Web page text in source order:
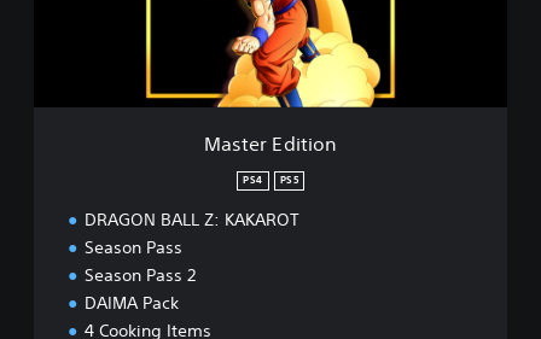
o
Master Edition
PS4 PS5
DRAGON BALL Z: KAKAROT
Season Pass
Season Pass 2
DAIMA Pack
4 Cooking Items